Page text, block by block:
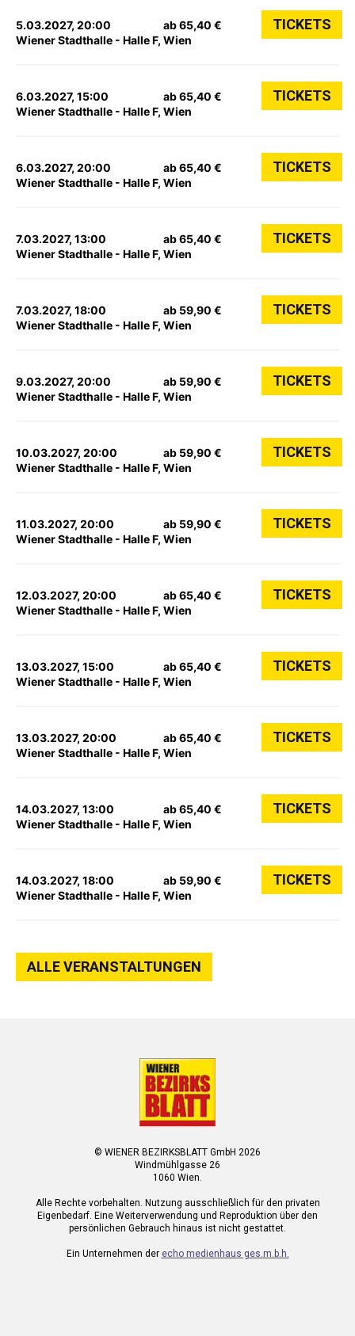
5.03.2027, 20:00
Wiener Stadthalle - Halle F, Wien
ab 65,40 € TICKETS
6.03.2027, 15:00
Wiener Stadthalle - Halle F, Wien
ab 65,40 € TICKETS
6.03.2027, 20:00
Wiener Stadthalle - Halle F, Wien
ab 65,40 € TICKETS
7.03.2027, 13:00
Wiener Stadthalle - Halle F, Wien
ab 65,40 € TICKETS
7.03.2027, 18:00
Wiener Stadthalle - Halle F, Wien
ab 59,90 € TICKETS
9.03.2027, 20:00
Wiener Stadthalle - Halle F, Wien
ab 59,90 € TICKETS
10.03.2027, 20:00
Wiener Stadthalle - Halle F, Wien
ab 59,90 € TICKETS
11.03.2027, 20:00
Wiener Stadthalle - Halle F, Wien
ab 59,90 € TICKETS
12.03.2027, 20:00
Wiener Stadthalle - Halle F, Wien
ab 65,40 € TICKETS
13.03.2027, 15:00
Wiener Stadthalle - Halle F, Wien
ab 65,40 € TICKETS
13.03.2027, 20:00
Wiener Stadthalle - Halle F, Wien
ab 65,40 € TICKETS
14.03.2027, 13:00
Wiener Stadthalle - Halle F, Wien
ab 65,40 € TICKETS
14.03.2027, 18:00
Wiener Stadthalle - Halle F, Wien
ab 59,90 € TICKETS
ALLE VERANSTALTUNGEN
© WIENER BEZIRKSBLATT GmbH 2026
Windmühlgasse 26
1060 Wien.
Alle Rechte vorbehalten. Nutzung ausschließlich für den privaten
Eigenbedarf. Eine Weiterverwendung und Reproduktion über den
persönlichen Gebrauch hinaus ist nicht gestattet.
Ein Unternehmen der echo medienhaus ges.m.b.h.